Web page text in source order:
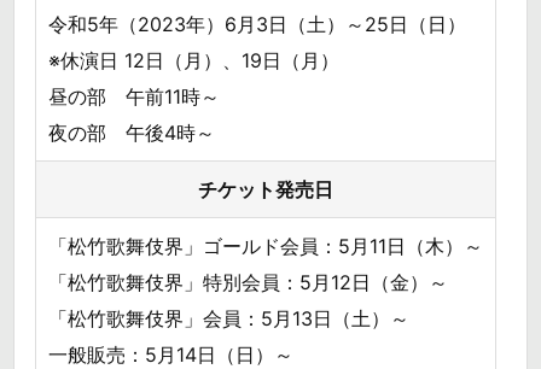
令和5年（2023年）6月3日（土）～25日（日）
※休演日 12日（月）、19日（月）
昼の部 午前11時～
夜の部 午後4時～
チケット発売日
「松竹歌舞伎界」ゴールド会員：5月11日（木）～
「松竹歌舞伎界」特別会員：5月12日（金）～
「松竹歌舞伎界」会員：5月13日（土）～
一般販売：5月14日（日）～